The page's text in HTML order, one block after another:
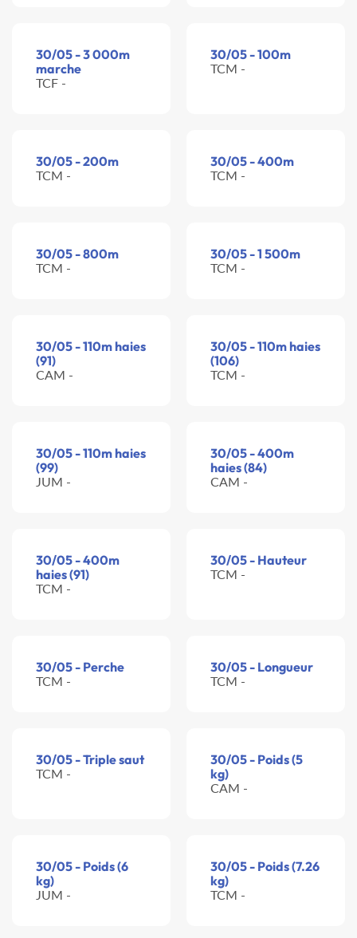
30/05 - 3 000m
marche
TCF -
30/05 - 100m
TCM -
30/05 - 200m
TCM -
30/05 - 400m
TCM -
30/05 - 800m
TCM -
30/05 - 1 500m
TCM -
30/05 - 110m haies
(91)
CAM -
30/05 - 110m haies
(106)
TCM -
30/05 - 110m haies
(99)
JUM -
30/05 - 400m
haies (84)
CAM -
30/05 - 400m
haies (91)
TCM -
30/05 - Hauteur
TCM -
30/05 - Perche
TCM -
30/05 - Longueur
TCM -
30/05 - Triple saut
TCM -
30/05 - Poids (5
kg)
CAM -
30/05 - Poids (6
kg)
JUM -
30/05 - Poids (7.26
kg)
TCM -